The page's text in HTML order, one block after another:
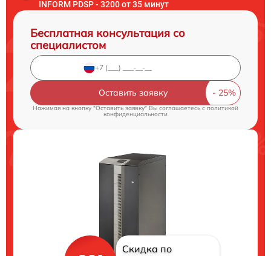
INFORM PDSP - 3200 от 35 минут
Бесплатная консультация со
специалистом
Оставить заявку
Нажимая на кнопку "Оставить заявку" Вы соглашаетесь cполитикой
конфиденциальности
Скидка по